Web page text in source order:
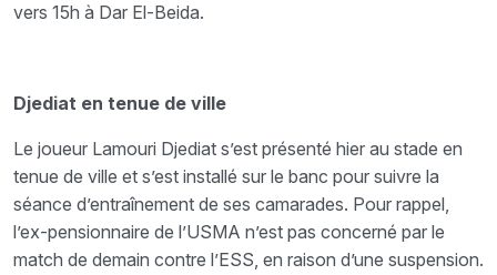
vers 15h à Dar El-Beida.
Djediat en tenue de ville
Le joueur Lamouri Djediat s’est présenté hier au stade en
tenue de ville et s’est installé sur le banc pour suivre la
séance d’entraînement de ses camarades. Pour rappel,
l’ex-pensionnaire de l’USMA n’est pas concerné par le
match de demain contre l’ESS, en raison d’une suspension.